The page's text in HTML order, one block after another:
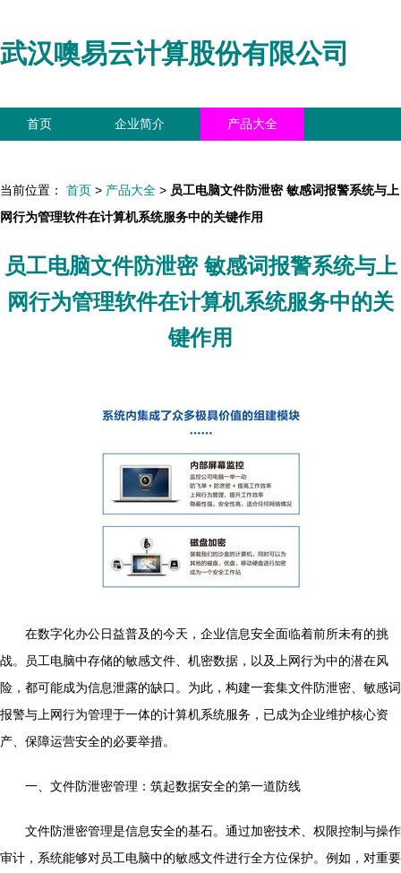
武汉噢易云计算股份有限公司
首页 企业简介 产品大全
当前位置： 首页 > 产品大全 > 员工电脑文件防泄密 敏感词报警系统与上
网行为管理软件在计算机系统服务中的关键作用
员工电脑文件防泄密 敏感词报警系统与上
网行为管理软件在计算机系统服务中的关
键作用
在数字化办公日益普及的今天，企业信息安全面临着前所未有的挑
战。员工电脑中存储的敏感文件、机密数据，以及上网行为中的潜在风
险，都可能成为信息泄露的缺口。为此，构建一套集文件防泄密、敏感词
报警与上网行为管理于一体的计算机系统服务，已成为企业维护核心资
产、保障运营安全的必要举措。
一、文件防泄密管理：筑起数据安全的第一道防线
文件防泄密管理是信息安全的基石。通过加密技术、权限控制与操作
审计，系统能够对员工电脑中的敏感文件进行全方位保护。例如，对重要